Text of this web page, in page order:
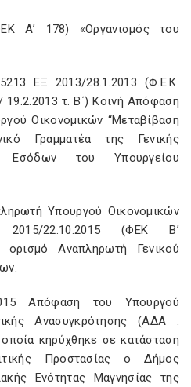
Α’ 178) «Οργανισμός του
ΕΞ 2013/28.1.2013 (Φ.Ε.Κ.
19.2.2013 τ. Β΄) Κοινή Απόφαση
Οικονομικών “Μεταβίβαση
Γραμματέα της Γενικής
Εσόδων του Υπουργείου
Υπουργού Οικονομικών
2015/22.10.2015 (ΦΕΚ Β’
ορισμό Αναπληρωτή Γενικού
Απόφαση του Υπουργού
Ανασυγκρότησης (ΑΔΑ :
κηρύχθηκε σε κατάσταση
Προστασίας ο Δήμος
Ενότητας Μαγνησίας της